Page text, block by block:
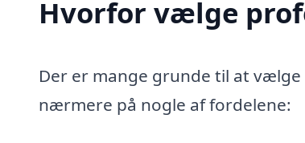
Hvorfor vælge
Der er mange grunde til at vælge
nærmere på nogle af fordelene: